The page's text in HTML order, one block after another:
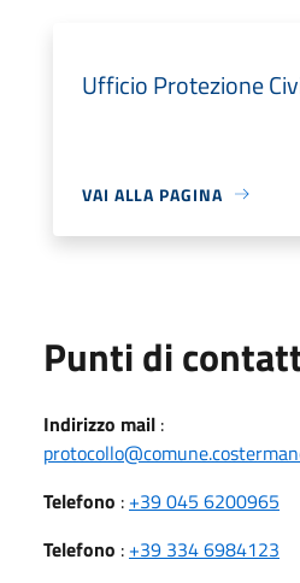
Ufficio Protezione
VAI ALLA PAGINA
Punti di
Indirizzo mail :
Telefono : +39 045 6200965
Telefono : +39 334 6984123